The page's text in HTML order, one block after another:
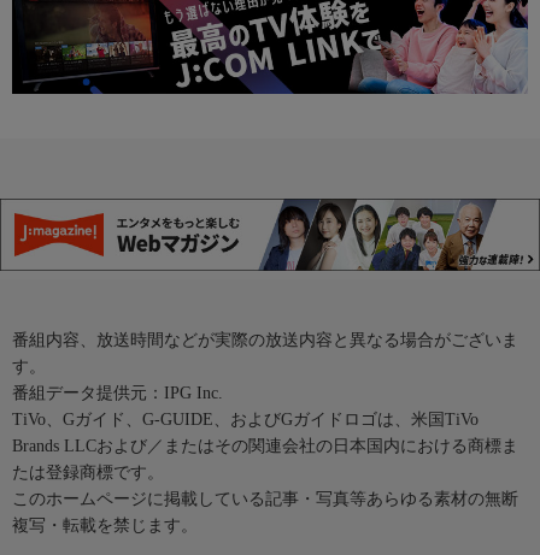
番組内容、放送時間などが実際の放送内容と異なる場合がございま
す。
番組データ提供元：IPG Inc.
TiVo、Gガイド、G-GUIDE、およびGガイドロゴは、米国TiVo
Brands LLCおよび／またはその関連会社の日本国内における商標ま
たは登録商標です。
このホームページに掲載している記事・写真等あらゆる素材の無断
複写・転載を禁じます。